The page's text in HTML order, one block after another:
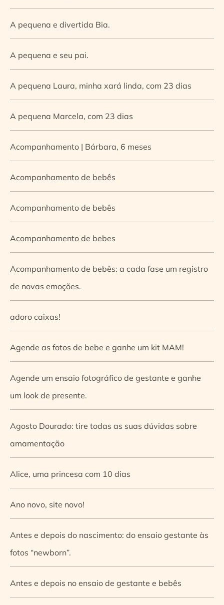
A pequena e divertida Bia.
A pequena e seu pai.
A pequena Laura, minha xará linda, com 23 dias
A pequena Marcela, com 23 dias
Acompanhamento | Bárbara, 6 meses
Acompanhamento de bebês
Acompanhamento de bebês
Acompanhamento de bebes
Acompanhamento de bebês: a cada fase um registro
de novas emoções.
adoro caixas!
Agende as fotos de bebe e ganhe um kit MAM!
Agende um ensaio fotográfico de gestante e ganhe
um look de presente.
Agosto Dourado: tire todas as suas dúvidas sobre
amamentação
Alice, uma princesa com 10 dias
Ano novo, site novo!
Antes e depois do nascimento: do ensaio gestante às
fotos “newborn”.
Antes e depois no ensaio de gestante e bebês